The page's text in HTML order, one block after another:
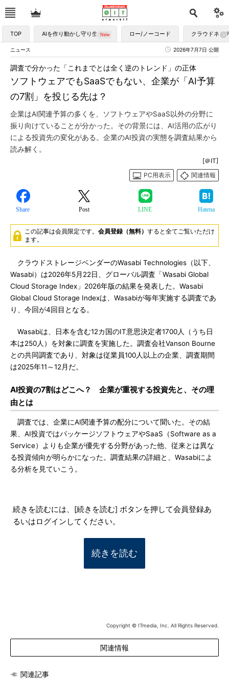
TOP AIを作り動かし守り生かす ロー/ノーコード クラウドネイ
ニュース 2026年7月7日 公開
ソフトウェアでもSaaSでもない、企業が「AI予算
の7割」を投じる先は？
調査で分かった「これまでとは全く逆のトレンド」の正体
企業はAI関連予算の多くを、ソフトウェアやSaaS以外の分野に
振り向けていることが分かった。その背景には、AI活用の広がり
による投資先の変化がある。企業のAI投資の実態を調査結果から
読み解く。
[＠IT]
PC用表示
関連情報
Share Post LINE Hatena
この記事は会員限定です。 会員登録（無料） すると全てご覧いただけ
ます。
クラウドストレージベンダーのWasabi Technologies（以下、
Wasabi）は2026年5月22日、グローバル調査「Wasabi Global
Cloud Storage Index」2026年版の結果を発表した。Wasabi
Global Cloud Storage Indexは、Wasabiが毎年実施する調査であ
り、今回が4回目となる。
Wasabiは、日本を含む12カ国のIT意思決定者1700人（うち日
本は250人）を対象に調査を実施した。調査会社Vanson Bourne
との共同調査であり、対象は従業員100人以上の企業、調査期間
は2025年11～12月だ。
AI投資の7割はどこへ？ 企業が重視する投資先と、その理
由とは
調査では、企業にAI関連予算の配分について聞いた。その結
果、AI投資ではパッケージソフトウェアやSaaS（Software as a
Service）よりも企業が優先する分野があった他、従来とは異な
る投資傾向が明らかになった。調査結果の詳細と、Wasabiによ
る分析を見ていこう。
続きを読むには、[続きを読む] ボタンを押して会員登録あ
るいはログインしてください。
続きを読む
Copyright © ITmedia, Inc. All Rights Reserved.
関連情報
関連記事